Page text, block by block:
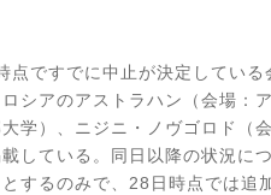
点ですでに中止が決定している
シアのアストラハン（会場：
学）、ニジニ・ノヴゴロド（会
している。同日以降の状況に
するのみで、 28 日時点では追